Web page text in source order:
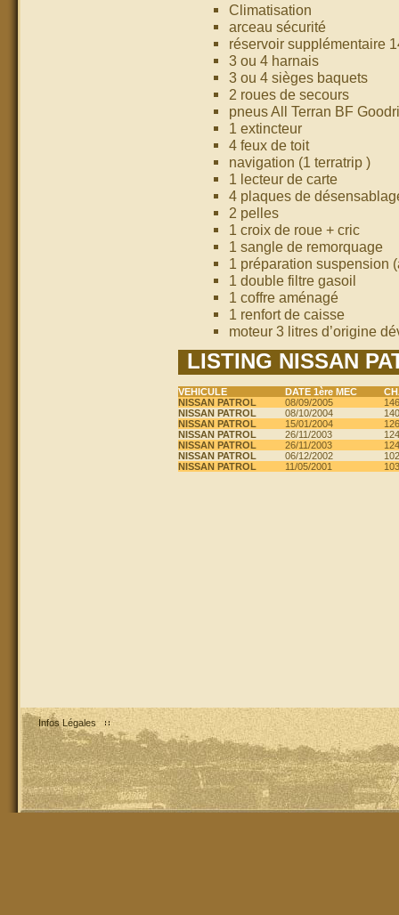
Climatisation
arceau sécurité
réservoir supplémentaire
3 ou 4 harnais
3 ou 4 sièges baquets
2 roues de secours
pneus All Terran BF
1 extincteur
4 feux de toit
navigation (1 terratrip )
1 lecteur de carte
4 plaques de
2 pelles
1 croix de roue + cric
1 sangle de remorquage
1 préparation suspension
1 double filtre gasoil
1 coffre aménagé
1 renfort de caisse
moteur 3 litres d’origine
LISTING NISSAN
VEHICULE DATE 1ère MEC
NISSAN PATROL
08/09/2005
NISSAN PATROL
08/10/2004
NISSAN PATROL
15/01/2004
NISSAN PATROL
26/11/2003
NISSAN PATROL
26/11/2003
NISSAN PATROL
06/12/2002
NISSAN PATROL
11/05/2001
Infos Légales